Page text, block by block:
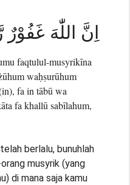
اِنَّ اللّٰهَ
faqtulul-musyrikīna
waḥṣurūhum
fa in tābū wa
fa khallū sabīlahum,
berlalu, bunuhlah
musyrik (yang
di mana saja kamu